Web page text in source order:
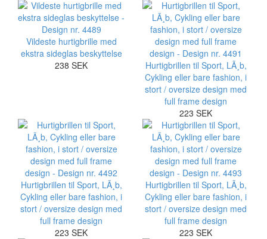
Vildeste hurtigbrille med
ekstra sideglas beskyttelse
238 SEK
Hurtigbrillen til Sport, LÃ¸b,
Cykling eller bare fashion, i
stort / oversize design med
full frame design
223 SEK
Hurtigbrillen til Sport, LÃ¸b,
Cykling eller bare fashion, i
stort / oversize design med
full frame design
223 SEK
Hurtigbrillen til Sport, LÃ¸b,
Cykling eller bare fashion, i
stort / oversize design med
full frame design
223 SEK